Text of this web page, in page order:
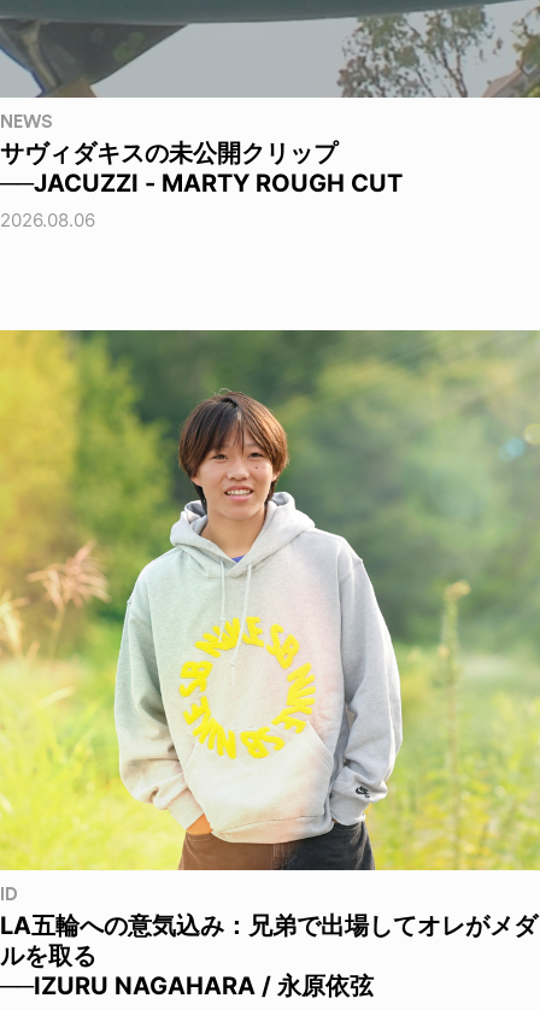
NEWS
サヴィダキスの未公開クリップ
──JACUZZI - MARTY ROUGH CUT
2026.08.06
ID
LA五輪への意気込み：兄弟で出場してオレがメダ
ルを取る
──IZURU NAGAHARA / 永原依弦